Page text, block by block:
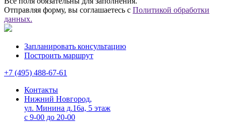
Отправляя форму, вы соглашаетесь с Политикой обработки
данных.
Запланировать консультацию
Построить маршрут
+7 (495) 488-67-61
Контакты
Нижний Новгород,
ул. Минина д.16а, 5 этаж
с 9-00 до 20-00